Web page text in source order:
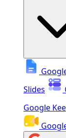
Slides
Google